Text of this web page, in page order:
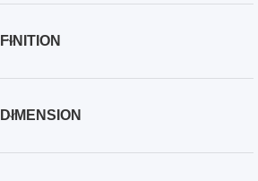
FINITION
DIMENSION